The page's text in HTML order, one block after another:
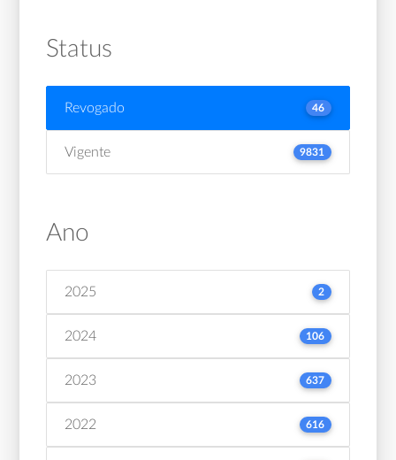
Status
Revogado 46
Vigente 9831
Ano
2025 2
2024 106
2023 637
2022 616